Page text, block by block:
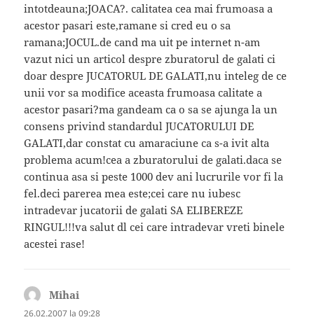
intotdeauna;JOACA?. calitatea cea mai frumoasa a
acestor pasari este,ramane si cred eu o sa
ramana;JOCUL.de cand ma uit pe internet n-am
vazut nici un articol despre zburatorul de galati ci
doar despre JUCATORUL DE GALATI,nu inteleg de ce
unii vor sa modifice aceasta frumoasa calitate a
acestor pasari?ma gandeam ca o sa se ajunga la un
consens privind standardul JUCATORULUI DE
GALATI,dar constat cu amaraciune ca s-a ivit alta
problema acum!cea a zburatorului de galati.daca se
continua asa si peste 1000 dev ani lucrurile vor fi la
fel.deci parerea mea este;cei care nu iubesc
intradevar jucatorii de galati SA ELIBEREZE
RINGUL!!!va salut dl cei care intradevar vreti binele
acestei rase!
Mihai
26.02.2007 la 09:28